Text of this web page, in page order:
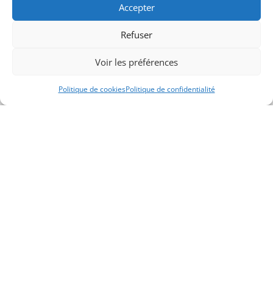
Accepter
Refuser
Voir les préférences
Politique de cookiesPolitique de confidentialité
OFFICE NOTARIAL
37 bis rue Pierre Bouvier
04 78 22 34 25